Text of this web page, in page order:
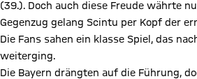
(39.). Doch auch diese Freude währte
Gegenzug gelang Scintu per Kopf der
Die Fans sahen ein klasse Spiel, das
weiterging.
Die Bayern drängten auf die Führung,